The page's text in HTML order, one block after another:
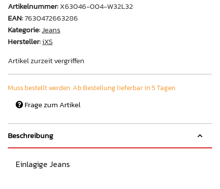
Artikelnummer:X63046-004-W32L32
EAN:7630472663286
Kategorie:Jeans
Hersteller:iXS
Artikel zurzeit vergriffen
Muss bestellt werden. Ab Bestellung lieferbar in 5 Tagen.
Frage zum Artikel
Beschreibung
Einlagige Jeans